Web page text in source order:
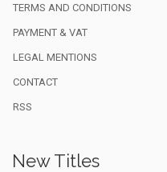
TERMS AND CONDITIONS
PAYMENT & VAT
LEGAL MENTIONS
CONTACT
RSS
New Titles